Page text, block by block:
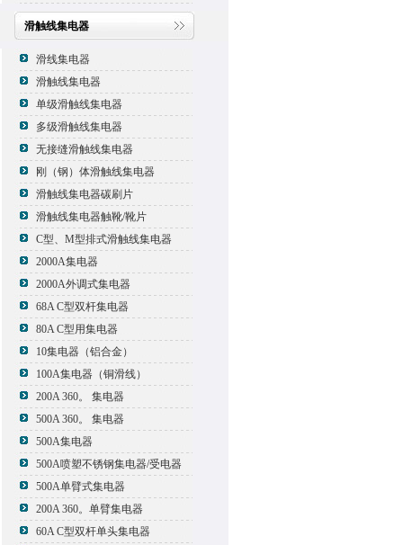
滑触线集电器
滑线集电器
滑触线集电器
单级滑触线集电器
多级滑触线集电器
无接缝滑触线集电器
刚（钢）体滑触线集电器
滑触线集电器碳刷片
滑触线集电器触靴/靴片
C型、M型排式滑触线集电器
2000A集电器
2000A外调式集电器
68A C型双杆集电器
80A C型用集电器
10集电器（铝合金）
100A集电器（铜滑线）
200A 360。 集电器
500A 360。 集电器
500A集电器
500A喷塑不锈钢集电器/受电器
500A单臂式集电器
200A 360。单臂集电器
60A C型双杆单头集电器